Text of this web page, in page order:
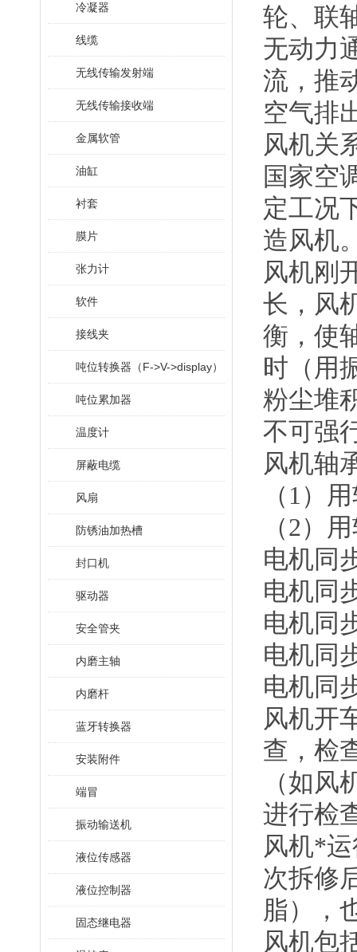
冷凝器
线缆
无线传输发射端
无线传输接收端
金属软管
油缸
衬套
膜片
张力计
软件
接线夹
吨位转换器（F->V->display）
吨位累加器
温度计
屏蔽电缆
风扇
防锈油加热槽
封口机
驱动器
安全管夹
内磨主轴
内磨杆
蓝牙转换器
安装附件
端冒
振动输送机
液位传感器
液位控制器
固态继电器
轮、联
无动力
流，推
空气排
风机关
国家空
定工况
造风机
风机刚
长，风
衡，使
时（用
粉尘堆
不可强
风机轴
（1）
（2）
电机同
电机同
电机同
电机同
电机同
风机开
查，检
（如
进行检
风机*
次拆修
脂），
风机包